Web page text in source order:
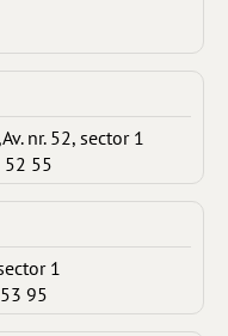
nr. 52, sector 1
55
1
95